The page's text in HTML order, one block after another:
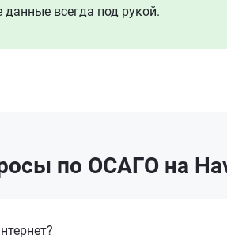
данные всегда под рукой.
по ОСАГО на